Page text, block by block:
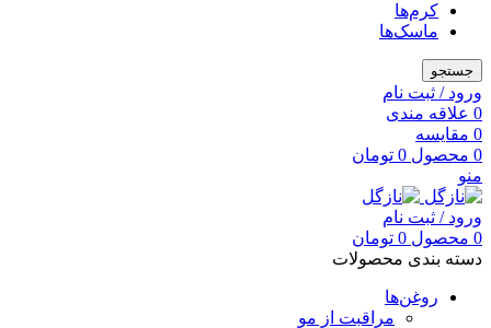
کرم‌ها
ماسک‌ها
جستجو
ورود / ثبت نام
0 علاقه مندی
0 مقایسه
0 محصول 0 تومان
منو
ورود / ثبت نام
0 محصول 0 تومان
دسته بندی محصولات
روغن‌ها
مراقبت از مو